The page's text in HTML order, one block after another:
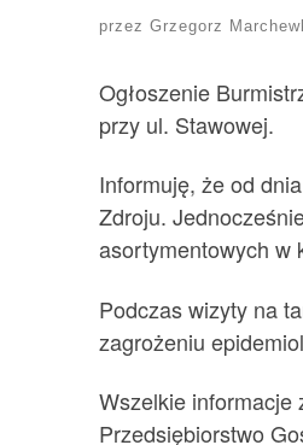
przezGrzegorz
Ogłoszenie
przy ul. Stawowej.
Informuję, że od
Zdroju.
asortymentowych w
Podczas wizyty na
zagrożeniu
Wszelkie informacje
Przedsiębiorstwo